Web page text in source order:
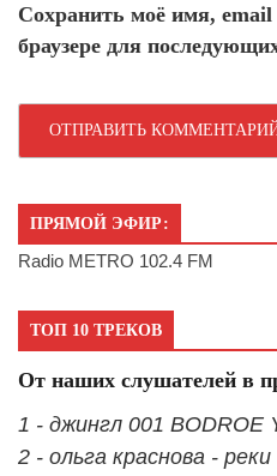
Сохранить моё имя, email
браузере для
ПРЯМОЙ ЭФИР:
Radio METRO 102.4 FM
ТОП 10 ТРЕКОВ
От наших слушателей в
1 - джингл 001 BODROE
2 - ольга краснова - реки